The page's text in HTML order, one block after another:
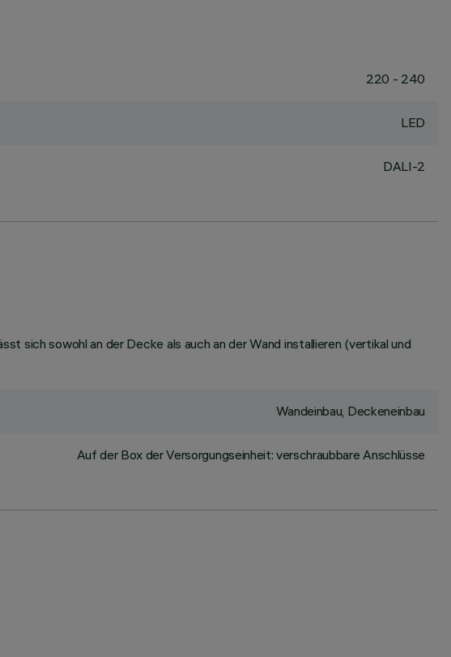
220 - 240
LED
DALI-2
sich sowohl an der Decke als auch an der Wand installieren (vertikal und
Wandeinbau, Deckeneinbau
Auf der Box der Versorgungseinheit: verschraubbare Anschlüsse